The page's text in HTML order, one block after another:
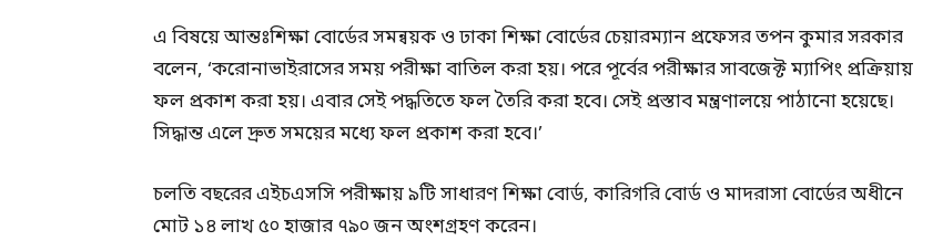
এ বিষয়ে আন্তঃশিক্ষা বোর্ডের সমন্বয়ক ও ঢাকা শিক্ষা বোর্ডের চেয়ারম্যান প্রফেসর তপন কুমার সরকার
বলেন, ‘করোনাভাইরাসের সময় পরীক্ষা বাতিল করা হয়। পরে পূর্বের পরীক্ষার সাবজেক্ট ম্যাপিং প্রক্রিয়ায়
ফল প্রকাশ করা হয়। এবার সেই পদ্ধতিতে ফল তৈরি করা হবে। সেই প্রস্তাব মন্ত্রণালয়ে পাঠানো হয়েছে।
সিদ্ধান্ত এলে দ্রুত সময়ের মধ্যে ফল প্রকাশ করা হবে।’
চলতি বছরের এইচএসসি পরীক্ষায় ৯টি সাধারণ শিক্ষা বোর্ড, কারিগরি বোর্ড ও মাদরাসা বোর্ডের অধীনে
মোট ১৪ লাখ ৫০ হাজার ৭৯০ জন অংশগ্রহণ করেন।